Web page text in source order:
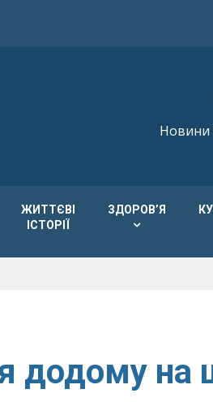
Новини
ЖИТТЄВІ
ІСТОРІЇ
ЗДОРОВ’Я
додому на